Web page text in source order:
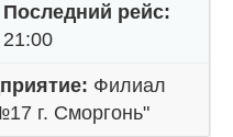
Последний рейс:
21:00
Филиал
г. Сморгонь"